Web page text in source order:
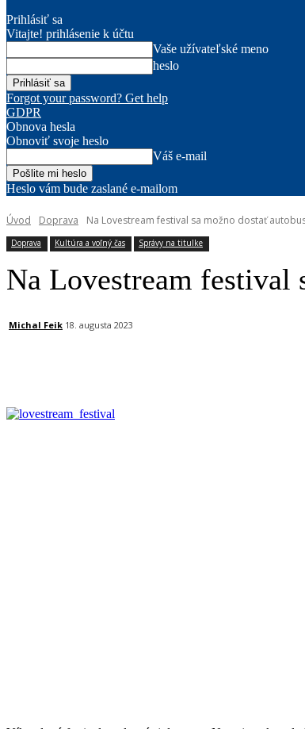
Prihlásiť sa
Vitajte! prihlásenie k účtu
Vaše užívateľské meno
heslo
Forgot your password? Get help
GDPR
Obnova hesla
Obnoviť svoje heslo
Váš e-mail
Heslo vám bude zaslané e-mailom
Úvod Doprava Na Lovestream festival sa možno dostať
Doprava Kultúra a voľný čas Správy na titulke
Na Lovestream festival
Michal Feik 18. augusta 2023